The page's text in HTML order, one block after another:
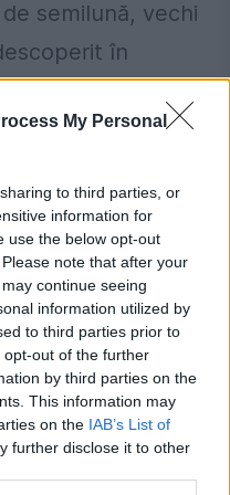
My Personal
to third parties, or
information for
use the below opt-out
note that after your
continue seeing
information utilized by
to third parties prior to
out of the further
by third parties on the
This information may
on the IAB’s List of
further disclose it to other
semilună, vechi
în
LiveScience.
în vacanța cu
stânjenitor